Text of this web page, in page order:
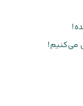
می‌کنیم!